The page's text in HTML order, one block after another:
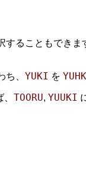
ることもできま
、 YUKI を
TOORU, YUUKI